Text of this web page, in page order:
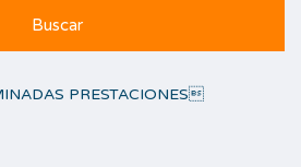
PRESTACIONES